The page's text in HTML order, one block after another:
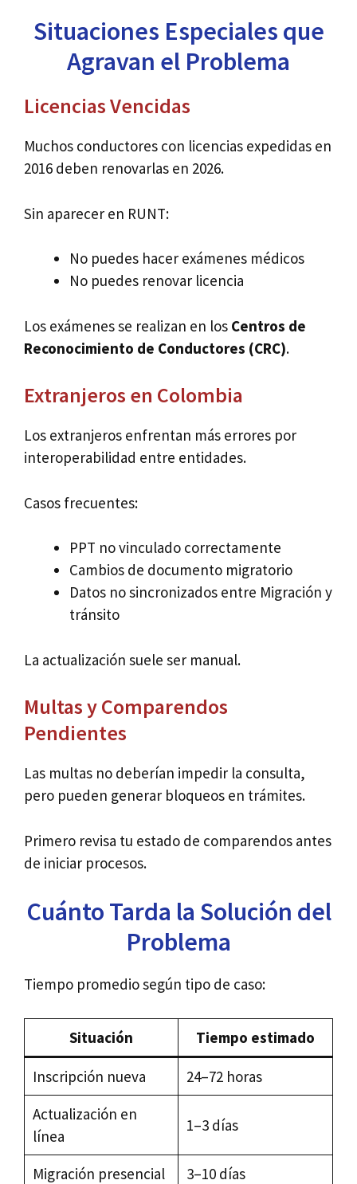
Situaciones Especiales que
Agravan el Problema
Licencias Vencidas
Muchos conductores con licencias expedidas en
2016 deben renovarlas en 2026.
Sin aparecer en RUNT:
No puedes hacer exámenes médicos
No puedes renovar licencia
Los exámenes se realizan en los Centros de
Reconocimiento de Conductores (CRC).
Extranjeros en Colombia
Los extranjeros enfrentan más errores por
interoperabilidad entre entidades.
Casos frecuentes:
PPT no vinculado correctamente
Cambios de documento migratorio
Datos no sincronizados entre Migración y
tránsito
La actualización suele ser manual.
Multas y Comparendos
Pendientes
Las multas no deberían impedir la consulta,
pero pueden generar bloqueos en trámites.
Primero revisa tu estado de comparendos antes
de iniciar procesos.
Cuánto Tarda la Solución del
Problema
Tiempo promedio según tipo de caso:
Situación Tiempo estimado
Inscripción nueva
24–72 horas
Actualización en
línea
1–3 días
Migración presencial
3–10 días